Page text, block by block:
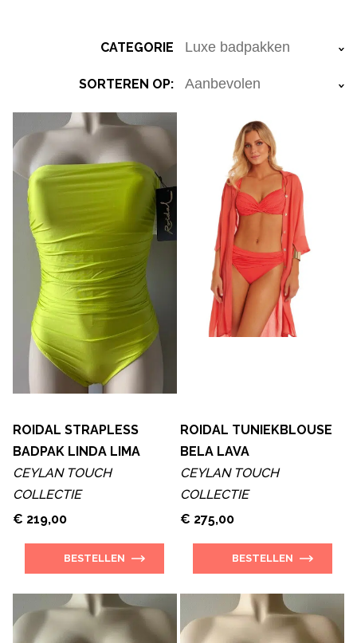
CATEGORIE ›
SORTEREN OP: ›
ROIDAL STRAPLESS
BADPAK LINDA LIMA
CEYLAN TOUCH
COLLECTIE
€ 219,00
BESTELLEN
ROIDAL TUNIEKBLOUSE
BELA LAVA
CEYLAN TOUCH
COLLECTIE
€ 275,00
BESTELLEN